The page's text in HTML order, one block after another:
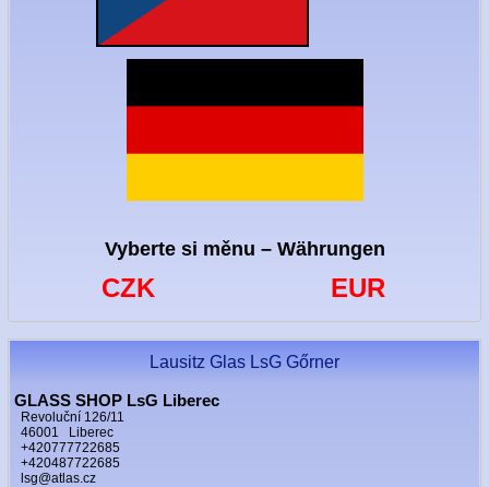
Vyberte si měnu – Währungen
CZK EUR
Lausitz Glas LsG Gőrner
GLASS SHOP LsG Liberec
Revoluční 126/11
46001 Liberec
+420777722685
+420487722685
lsg@atlas.cz